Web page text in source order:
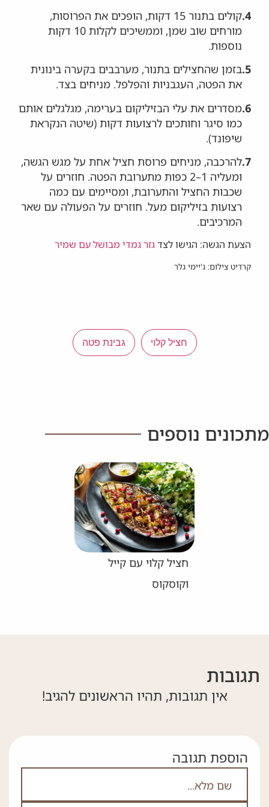
4.
קולים בתנור 15 דקות, הופכים את הפרוסות,
מורחים שוב שמן, וממשיכים לקלות 10 דקות
נוספות.
5. בזמן שהחצילים בתנור, מערבבים בקערה בינונית
את הפטה, העגבניות והפלפל. מניחים בצד.
6. מסדרים את עלי הבזיליקום בערימה, מגלגלים אותם
כמו סיגר וחותכים לרצועות דקות (שיטה הנקראת
שיפונד).
7. להרכבה, מניחים פרוסת חציל אחת על מגש הגשה,
ומעליה 1–2 כפות מתערובת הפטה. חוזרים על
שכבות החציל והתערובת, ומסיימים עם כמה
רצועות בזיליקום מעל. חוזרים על הפעולה עם שאר
המרכיבים.
הצעת הגשה: הגישו לצדגזר גמדי מבושל עם שמיר
קרדיט צילום: ג'יימי גלר
חציל קלוי גבינת פטה
מתכונים נוספים
חציל קלוי עם קייל
וקוסקוס
תגובות
אין תגובות, תהיו הראשונים להגיב!
אם אתה לא רובוט אל תמלא את השדה הזה
הוספת תגובה